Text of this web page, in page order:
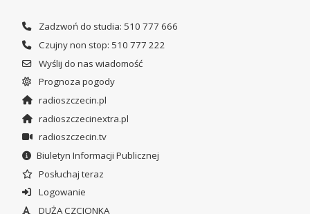
Zadzwoń do studia: 510 777 666
Czujny non stop: 510 777 222
Wyślij do nas wiadomość
Prognoza pogody
radioszczecin.pl
radioszczecinextra.pl
radioszczecin.tv
Biuletyn Informacji Publicznej
Posłuchaj teraz
Logowanie
DUŻA CZCIONKA